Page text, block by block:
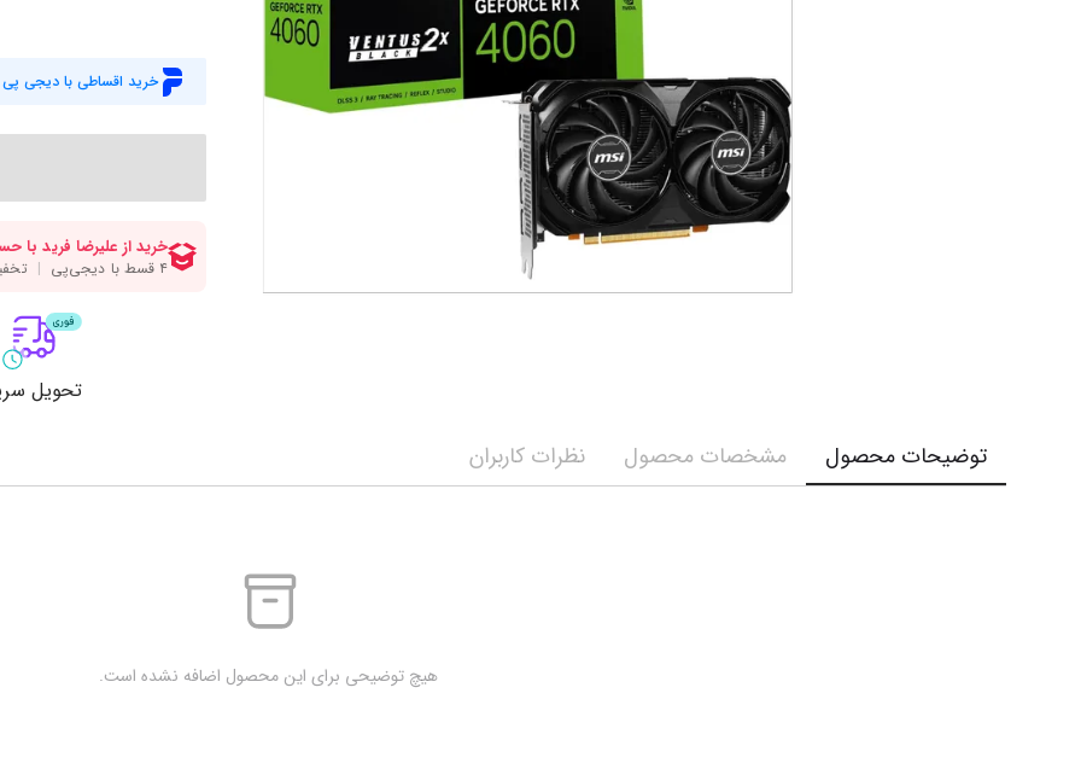
پاوربانک
کابل‌ها
خرید اقساطی با دیجی پی
تحویل
توضیحات محصول مشخصات محصول نظرات کاربران
هیچ توضیحی برای این محصول اضافه نشده است.